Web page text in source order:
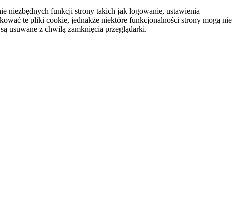
niezbędnych funkcji strony takich jak logowanie, ustawienia
te pliki cookie, jednakże niektóre funkcjonalności strony mogą nie
usuwane z chwilą zamknięcia przeglądarki.